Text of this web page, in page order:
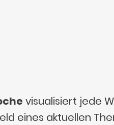
visualisiert jede
eines aktuellen